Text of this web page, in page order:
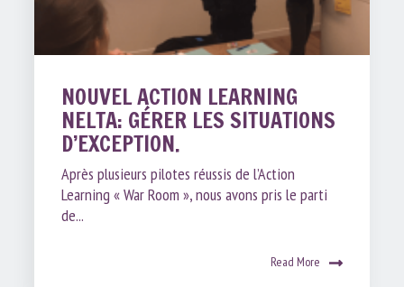
NOUVEL ACTION LEARNING
NELTA: GÉRER LES SITUATIONS
D’EXCEPTION.
Après plusieurs pilotes réussis de l’Action
Learning « War Room », nous avons pris le parti
de...
Read More